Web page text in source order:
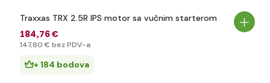
Traxxas TRX 2.5R IPS motor sa vučnim starterom
184,76 €
147,80 € bez PDV-a
+ 184 bodova